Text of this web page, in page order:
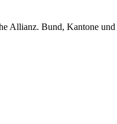
Allianz. Bund, Kantone und